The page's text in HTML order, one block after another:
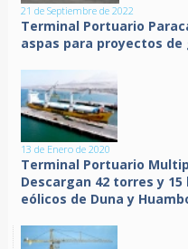
21 de Septiembre de 2022
Terminal Portuario
aspas para proyectos
13 de Enero de 2020
Terminal Portuario
Descargan 42 torres y
eólicos de Duna y